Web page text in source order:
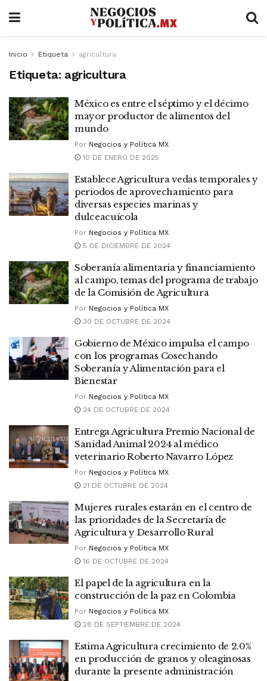
Inicio Etiqueta agricultura
Etiqueta: agricultura
México es entre el séptimo y el décimo
mayor productor de alimentos del
mundo
Por Negocios y Política MX
10 DE ENERO DE 2025
Establece Agricultura vedas temporales y
periodos de aprovechamiento para
diversas especies marinas y
dulceacuícola
Por Negocios y Política MX
5 DE DICIEMBRE DE 2024
Soberanía alimentaria y financiamiento
al campo, temas del programa de trabajo
de la Comisión de Agricultura
Por Negocios y Política MX
30 DE OCTUBRE DE 2024
Gobierno de México impulsa el campo
con los programas Cosechando
Soberanía y Alimentación para el
Bienestar
Por Negocios y Política MX
24 DE OCTUBRE DE 2024
Entrega Agricultura Premio Nacional de
Sanidad Animal 2024 al médico
veterinario Roberto Navarro López
Por Negocios y Política MX
21 DE OCTUBRE DE 2024
Mujeres rurales estarán en el centro de
las prioridades de la Secretaría de
Agricultura y Desarrollo Rural
Por Negocios y Política MX
16 DE OCTUBRE DE 2024
El papel de la agricultura en la
construcción de la paz en Colombia
Por Negocios y Política MX
28 DE SEPTIEMBRE DE 2024
Estima Agricultura crecimiento de 2.0%
en producción de granos y oleaginosas
durante la presente administración